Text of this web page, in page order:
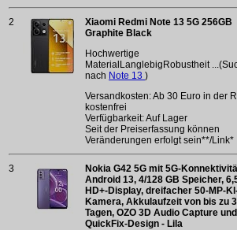
2
Xiaomi Redmi Note 13 5G 256GB
Graphite Black
Hochwertige
MaterialLanglebigRobustheit
nach Note 13 )
Versandkosten: Ab 30 Euro in der
kostenfrei
Verfügbarkeit: Auf Lager
Seit der Preiserfassung können
Veränderungen erfolgt sein**/Link*
3
Nokia G42 5G mit 5G-
Android 13, 4/128 GB Speicher,
HD+-Display, dreifacher 50-MP-
Kamera, Akkulaufzeit von bis zu 3
Tagen, OZO 3D Audio Capture und
QuickFix-Design - Lila